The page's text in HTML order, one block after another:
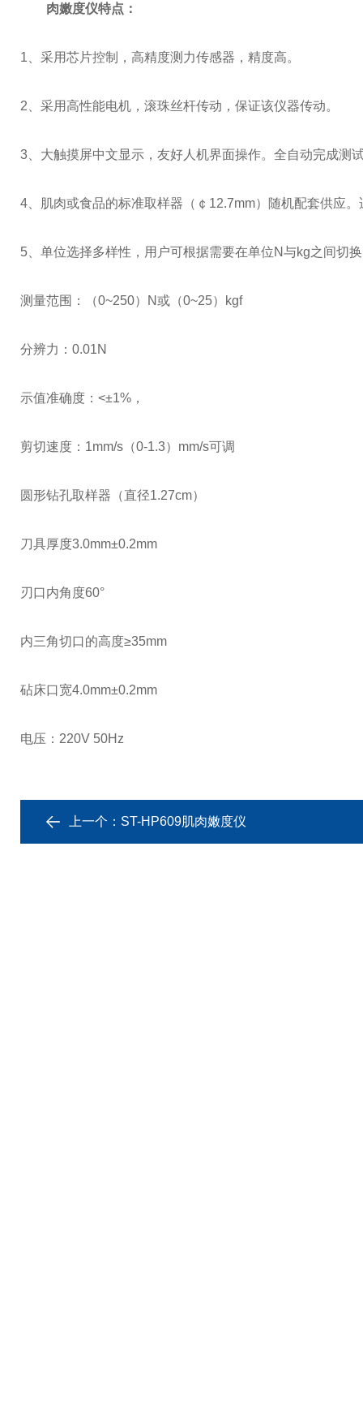
肉嫩度仪特点：
1、采用芯片控制，高精度测力传感器，精度高。
2、采用高性能电机，滚珠丝杆传动，保证该仪器传动。
3、大触摸屏中文显示，友好人机界面操作。全自动完成测
4、肌肉或食品的标准取样器（￠12.7mm）随机配套供应
5、单位选择多样性，用户可根据需要在单位N与kg之间切
测量范围：（0~250）N或（0~25）kgf
分辨力：0.01N
示值准确度：<±1%，
剪切速度：1mm/s（0-1.3）mm/s可调
圆形钻孔取样器（直径1.27cm）
刀具厚度3.0mm±0.2mm
刃口内角度60°
内三角切口的高度≥35mm
砧床口宽4.0mm±0.2mm
电压：220V 50Hz
上一个： ST-HP609肌肉嫩度仪